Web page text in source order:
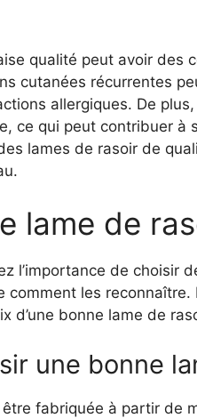
qualité peut avoir des
cutanées récurrentes
allergiques. De
ce qui peut contribuer à
lames de rasoir de
lame de
l’importance de choisir
les
d’une bonne lame de
une bonne
fabriquée à partir de